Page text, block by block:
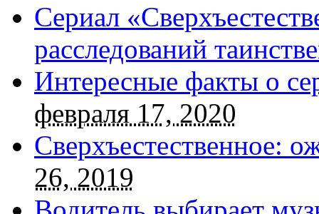
Сериал
расследований
Интересные факты о
февраля 17, 2020
Сверхъестественное:
26, 2019